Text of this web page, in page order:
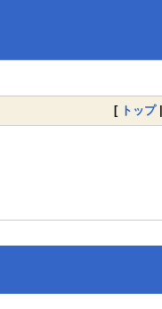
[ トップ|